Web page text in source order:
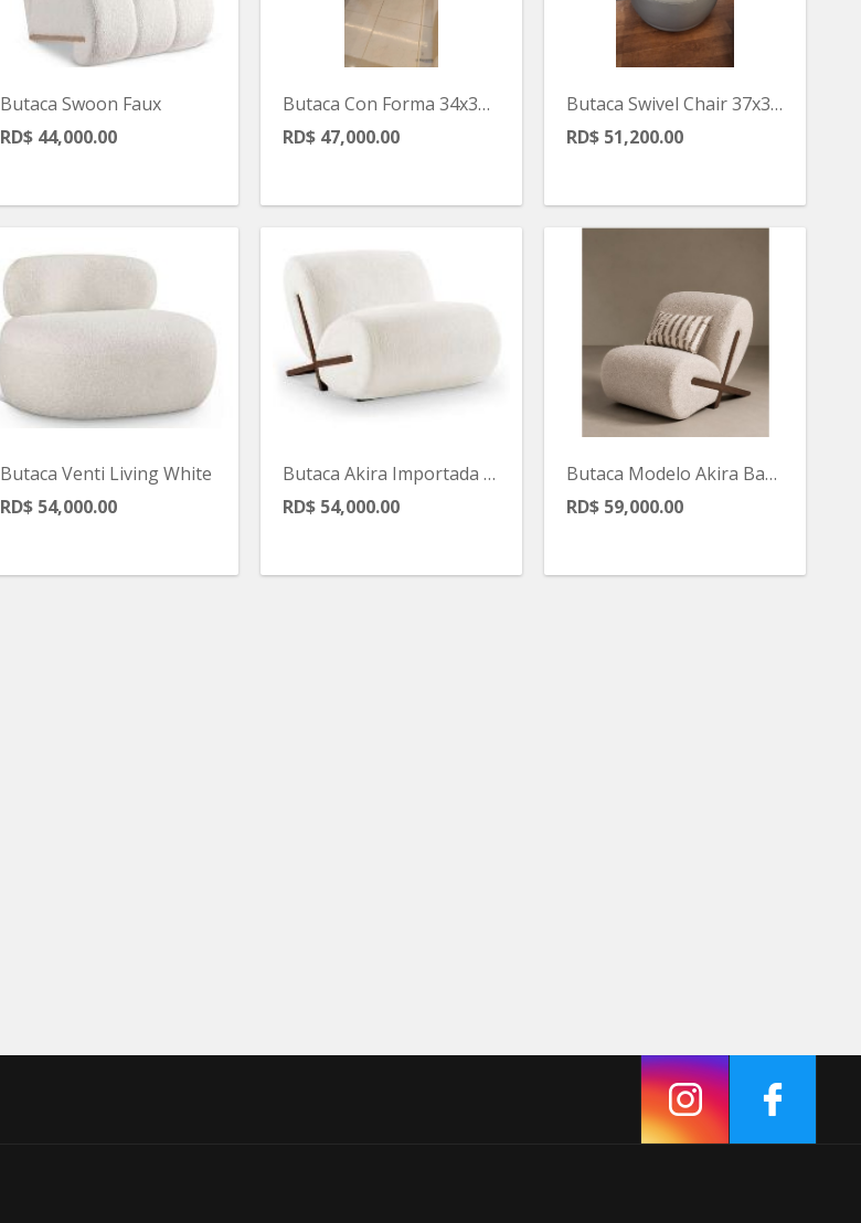
Butaca Swoon Faux
RD$ 44,000.00
Butaca Con Forma 34x37x34alt Color Crema
RD$ 47,000.00
Butaca Swivel Chair 37x35x17alt
RD$ 51,200.00
Butaca Venti Living White
RD$ 54,000.00
Butaca Akira Importada White
RD$ 54,000.00
Butaca Modelo Akira Basex
RD$ 59,000.00